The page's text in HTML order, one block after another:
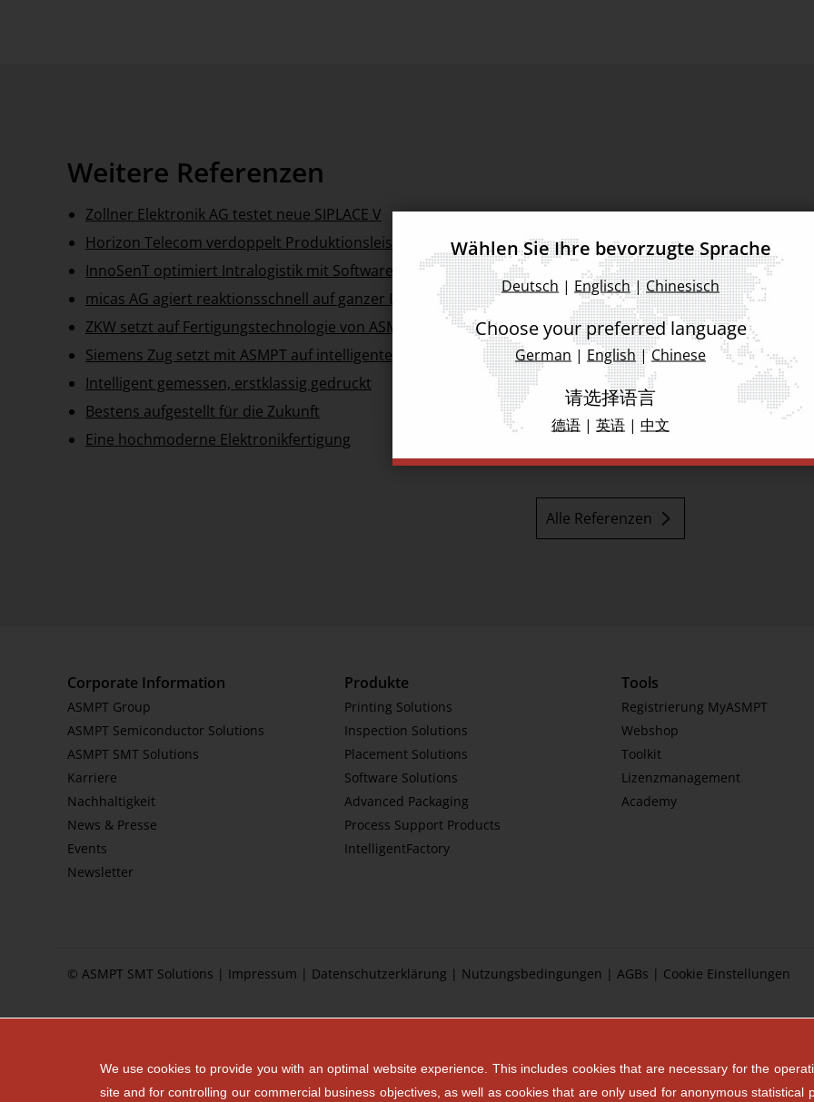
Weitere Referenzen
Zollner Elektronik AG testet neue SIPLACE V
Horizon Telecom verdoppelt Produktionsleistung
InnoSenT optimiert Intralogistik mit Software von ASMPT
micas AG agiert reaktionsschnell auf ganzer Linie
ZKW setzt auf Fertigungstechnologie von ASMPT
Siemens Zug setzt mit ASMPT auf intelligente Automatisierung
Intelligent gemessen, erstklassig gedruckt
Bestens aufgestellt für die Zukunft
Eine hochmoderne Elektronikfertigung
Alle Referenzen
Corporate Information
ASMPT Group
ASMPT Semiconductor Solutions
ASMPT SMT Solutions
Karriere
Nachhaltigkeit
News & Presse
Events
Newsletter
Produkte
Printing Solutions
Inspection Solutions
Placement Solutions
Software Solutions
Advanced Packaging
Process Support Products
IntelligentFactory
Tools
Registrierung MyASMPT
Webshop
Toolkit
Lizenzmanagement
Academy
© ASMPT SMT Solutions | Impressum | Datenschutzerklärung | Nutzungsbedingungen | AGBs | Cookie Einstellungen
Wählen Sie Ihre bevorzugte Sprache
Deutsch | Englisch|Chinesisch
Choose your preferred language
German | English|Chinese
请选择语言
德语 | 英语 | 中文
We use cookies to provide you with an optimal website experience. This includes cookies that are necessary for the
site and for controlling our commercial business objectives, as well as cookies that are only used for anonymous statistical